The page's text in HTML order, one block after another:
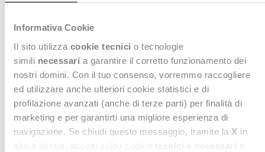
Informativa Cookie
Il sito utilizza cookie tecnici o tecnologie
simili necessari a garantire il corretto funzionamento dei
nostri domini. Con il tuo consenso, vorremmo raccogliere
ed utilizzare anche ulteriori cookie statistici e di
profilazione avanzati (anche di terze parti) per finalità di
marketing e per garantirti una migliore esperienza di
navigazione. Se chiudi questo messaggio, tramite la X in
per servizi digitali essenziali, dall’Intelligenza
Artificiale alle piattaforme pubbliche online e ai
sistemi sanitari digitali.
Una disciplina unificata mira a semplificare iter
autorizzativi, ridurre i tempi delle approvazioni e
favorire il riuso di aree industriali dismesse con
criteri di efficienza e sostenibilità.